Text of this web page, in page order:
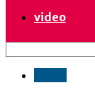
video